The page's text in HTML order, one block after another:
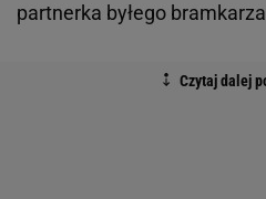
partnerka byłego bramkarza